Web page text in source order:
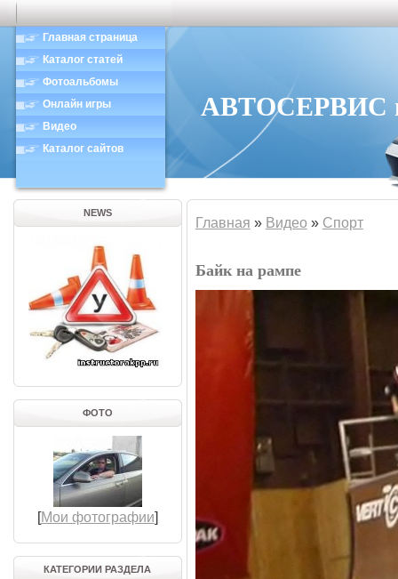
Главная страница
Каталог статей
Фотоальбомы
Онлайн игры
Видео
Каталог сайтов
АВТОСЕРВИС в
NEWS
ФОТО
[Мои фотографии]
КАТЕГОРИИ РАЗДЕЛА
Главная » Видео » Спорт
Байк на рампе